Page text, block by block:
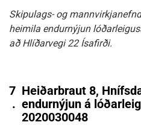
Skipulags- og
heimila endurnýjun
að Hlíðarvegi 22 Ísafirði.
7
.
Heiðarbraut 8,
endurnýjun á
2020030048